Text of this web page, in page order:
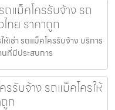
แม็คโครรับจ้าง รถ
ทย ราคาถูก
เช่า รถแม็คโครรับจ้าง บริการ
ที่มีประสบการ
รรับจ้าง รถแม็คโครให้
ก